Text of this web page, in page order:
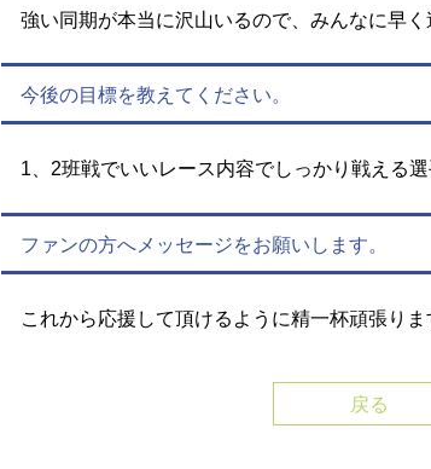
強い同期が本当に沢山いるので、みんなに早く
今後の目標を教えてください。
1、2班戦でいいレース内容でしっかり戦える選
ファンの方へメッセージをお願いします。
これから応援して頂けるように精一杯頑張りま
戻る